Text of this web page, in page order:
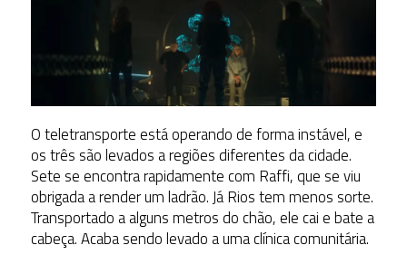
O teletransporte está operando de forma instável, e
os três são levados a regiões diferentes da cidade.
Sete se encontra rapidamente com Raffi, que se viu
obrigada a render um ladrão. Já Rios tem menos sorte.
Transportado a alguns metros do chão, ele cai e bate a
cabeça. Acaba sendo levado a uma clínica comunitária.